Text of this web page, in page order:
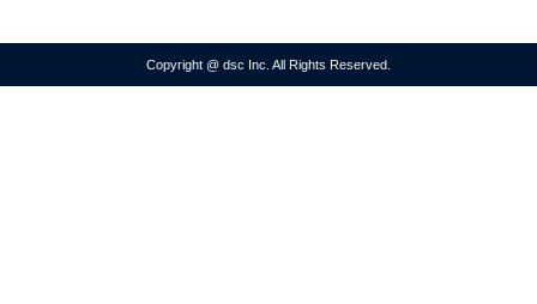
Copyright @ dsc Inc. All Rights Reserved.